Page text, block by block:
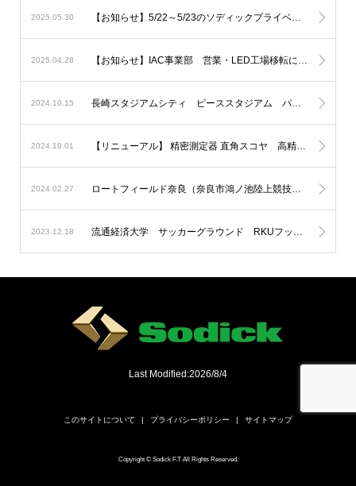
2025.05.30 【お知らせ】5/22～5/23のソディックプライベートショーへ出展しました。
2025.04.28 【お知らせ】IAC事業部 営業・LED工場移転について
2024.10.15 長崎スタジアムシティ ピーススタジアム パートナー企業としてソディックゲートになりました。
2024.10.01 【リニューアル】 精密測定器 直角スコヤ 高精度化＆新モデルを追加
2024.02.27 ロートフィールド奈良（奈良市鴻ノ池陸上競技場）にLED投光器を納入
2023.12.18 流通経済大学 サッカーグラウンド RKUフットボールフィールドにLED投光器を納入
Last Modified:2026/8/4
このサイトについて プライバシーポリシー サイトマップ
Copyright © Sodick F.T All Rights Reserved.